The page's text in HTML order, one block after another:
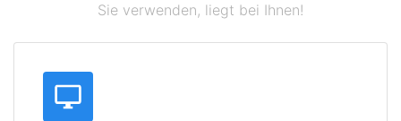
Sie verwenden, liegt bei Ihnen!